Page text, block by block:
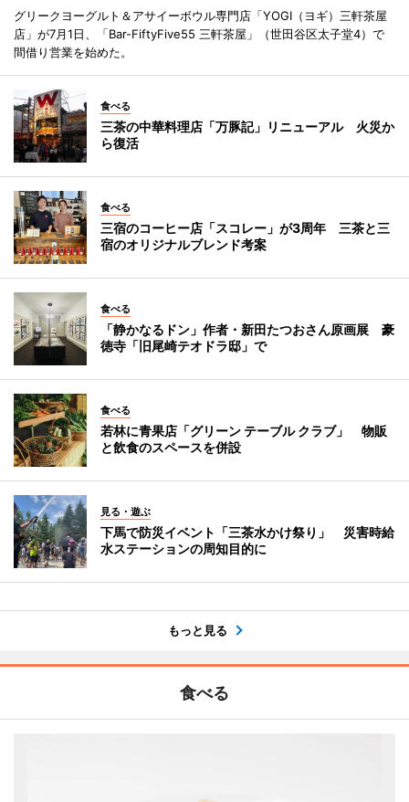
グリークヨーグルト＆アサイーボウル専門店「YOGI（ヨギ）三軒茶屋
店」が7月1日、「Bar-FiftyFive55 三軒茶屋」（世田谷区太子堂4）で
間借り営業を始めた。
食べる
三茶の中華料理店「万豚記」リニューアル 火災か
ら復活
食べる
三宿のコーヒー店「スコレー」が3周年 三茶と三
宿のオリジナルブレンド考案
食べる
「静かなるドン」作者・新田たつおさん原画展 豪
徳寺「旧尾崎テオドラ邸」で
食べる
若林に青果店「グリーン テーブル クラブ」 物販
と飲食のスペースを併設
見る・遊ぶ
下馬で防災イベント「三茶水かけ祭り」 災害時給
水ステーションの周知目的に
もっと見る
食べる